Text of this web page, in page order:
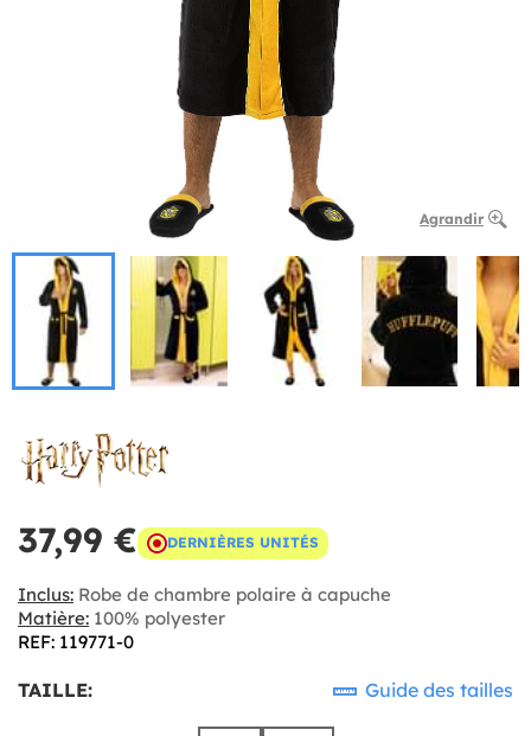
Agrandir
37,99 € DERNIÈRES UNITÉS
Inclus: Robe de chambre polaire à capuche
Matière: 100% polyester
REF: 119771-0
TAILLE: Guide des tailles